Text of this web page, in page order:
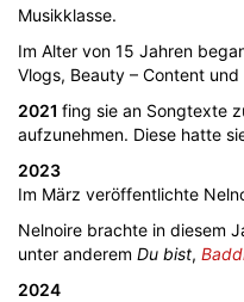
Musikklasse.
Im Alter von 15 Jahren
Vlogs, Beauty – Content
2021 fing sie an Songtexte
aufzunehmen. Diese hatte
2023
Im März veröffentlichte
Nelnoire brachte in diesem
unter anderem Du bist,
2024